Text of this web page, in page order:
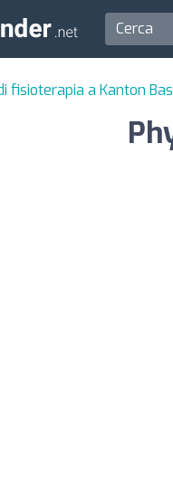
fisioterapia a Kanton